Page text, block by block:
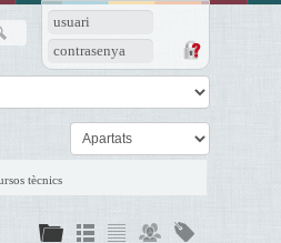
usuari
contrasenya
tècnics